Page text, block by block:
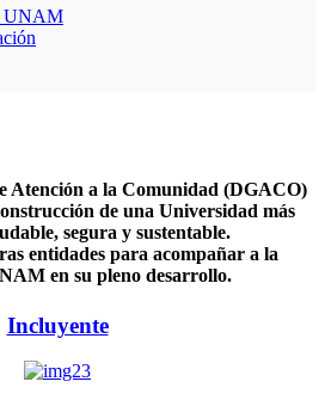
UNAM
Atención a la Comunidad (DGACO)
de una Universidad más
segura y sustentable.
entidades para acompañar a la
en su pleno desarrollo.
Incluyente